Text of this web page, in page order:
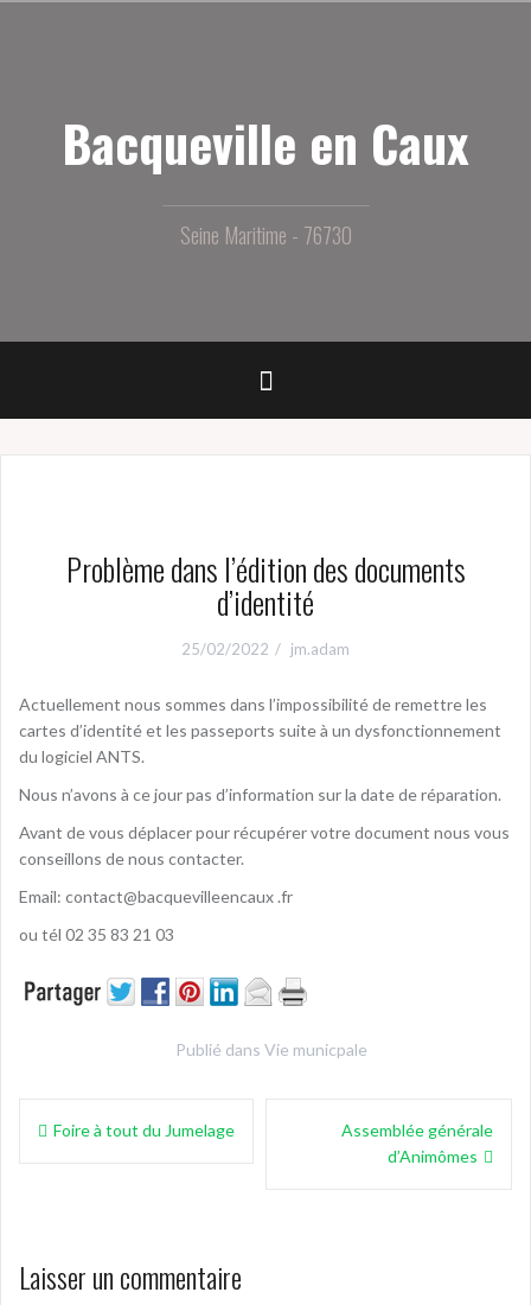
Bacqueville en Caux
Seine Maritime - 76730
Problème dans l’édition des documents
d’identité
25/02/2022 jm.adam
Actuellement nous sommes dans l’impossibilité de remettre les
cartes d’identité et les passeports suite à un dysfonctionnement
du logiciel ANTS.
Nous n’avons à ce jour pas d’information sur la date de réparation.
Avant de vous déplacer pour récupérer votre document nous vous
conseillons de nous contacter.
Email: contact@bacquevilleencaux .fr
ou tél 02 35 83 21 03
Publié dans Vie municpale
Navigation
Foire à tout du Jumelage
Assemblée générale
d’Animômes
Laisser un commentaire